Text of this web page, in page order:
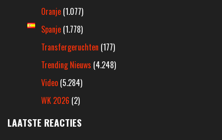
Oranje (1.077)
Spanje (1.778)
Transfergeruchten (177)
Trending Nieuws (4.248)
Video (5.284)
WK 2026 (2)
LAATSTE REACTIES